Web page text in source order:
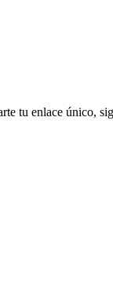
tu enlace único,